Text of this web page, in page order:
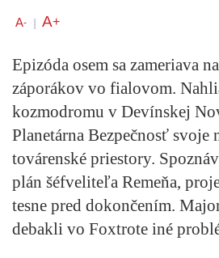
A- A+
Epizóda osem sa zameriava
záporákov vo fialovom.
kozmodromu v Devínskej
Planetárna Bezpečnosť svoje
továrenské priestory.
plán šéfveliteľa Remeňa,
tesne pred dokončením.
debakli vo Foxtrote iné